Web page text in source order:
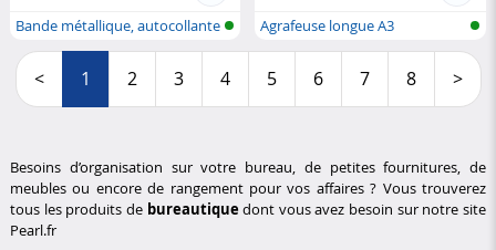
Bande métallique, autocollante
Agrafeuse longue A3
< 1 2 3 4 5 6 7 8 >
Besoins d’organisation sur votre bureau, de petites fournitures, de
meubles ou encore de rangement pour vos affaires ? Vous trouverez
tous les produits de bureautique dont vous avez besoin sur notre site
Pearl.fr